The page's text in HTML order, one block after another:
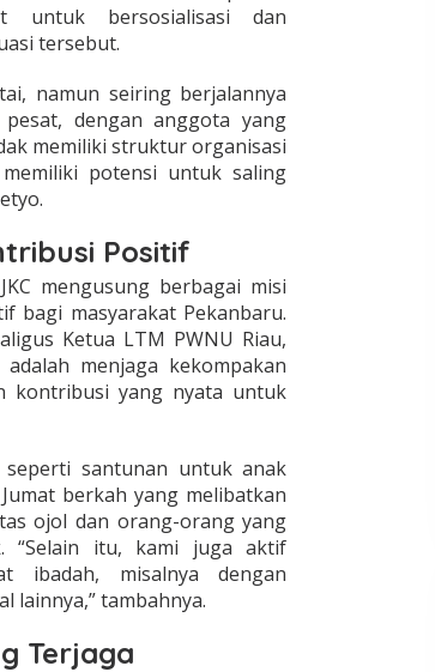
untuk bersosialisasi dan
tersebut.
namun seiring berjalannya
dengan anggota yang
memiliki struktur organisasi
potensi untuk saling
Positif
mengusung berbagai misi
bagi masyarakat Pekanbaru.
Ketua LTM PWNU Riau,
menjaga kekompakan
kontribusi yang nyata untuk
seperti santunan untuk anak
berkah yang melibatkan
ojol dan orang-orang yang
“Selain itu, kami juga aktif
ibadah, misalnya dengan
lainnya,” tambahnya.
Terjaga